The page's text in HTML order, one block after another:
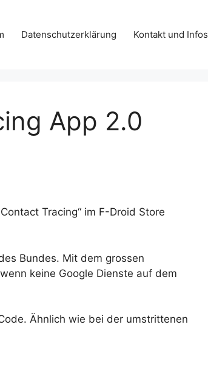
Datenschutzerklärung Kontakt und Infos
App 2.0
Tracing“ im F-Droid Store
Bundes. Mit dem grossen
keine Google Dienste auf dem
Ähnlich wie bei der umstrittenen